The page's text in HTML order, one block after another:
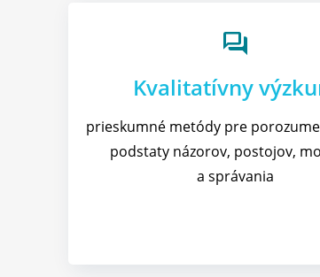
forum
Kvalitatívny
prieskumné metódy pre
podstaty názorov, postojov,
a správania